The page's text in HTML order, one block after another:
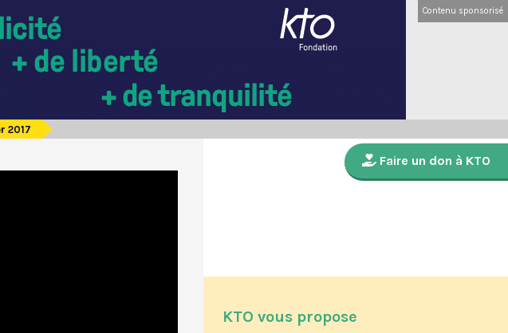
Contenu sponsorisé
2017
Faire un don à KTO
KTO vous propose